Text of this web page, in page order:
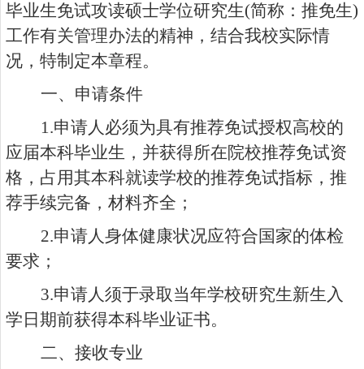
毕业生免试攻读硕士学位研究生(简称：推免生)
工作有关管理办法的精神，结合我校实际情
况，特制定本章程。
一、申请条件
1.申请人必须为具有推荐免试授权高校的
应届本科毕业生，并获得所在院校推荐免试资
格，占用其本科就读学校的推荐免试指标，推
荐手续完备，材料齐全；
2.申请人身体健康状况应符合国家的体检
要求；
3.申请人须于录取当年学校研究生新生入
学日期前获得本科毕业证书。
二、接收专业